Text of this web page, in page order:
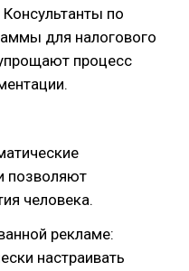
по
для налогового
процесс
позволяют
человека.
рекламе:
настраивать